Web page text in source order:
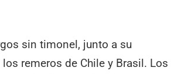
sin timonel, junto a su
remeros de Chile y Brasil. Los